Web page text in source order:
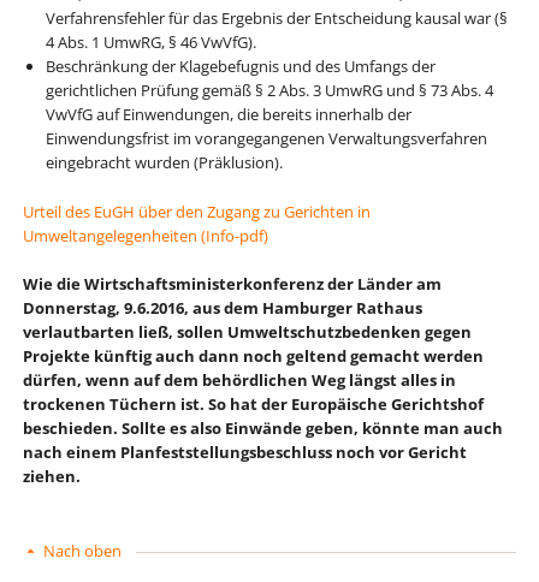
Verfahrensfehler für das Ergebnis der Entscheidung kausal war (§
4 Abs. 1 UmwRG, § 46 VwVfG).
Beschränkung der Klagebefugnis und des Umfangs der
gerichtlichen Prüfung gemäß § 2 Abs. 3 UmwRG und § 73 Abs. 4
VwVfG auf Einwendungen, die bereits innerhalb der
Einwendungsfrist im vorangegangenen Verwaltungsverfahren
eingebracht wurden (Präklusion).
Urteil des EuGH über den Zugang zu Gerichten in
Umweltangelegenheiten (Info-pdf)
Wie die Wirtschaftsministerkonferenz der Länder am
Donnerstag, 9.6.2016, aus dem Hamburger Rathaus
verlautbarten ließ, sollen Umweltschutzbedenken gegen
Projekte künftig auch dann noch geltend gemacht werden
dürfen, wenn auf dem behördlichen Weg längst alles in
trockenen Tüchern ist. So hat der Europäische Gerichtshof
beschieden. Sollte es also Einwände geben, könnte man auch
nach einem Planfeststellungsbeschluss noch vor Gericht
ziehen.
Nach oben